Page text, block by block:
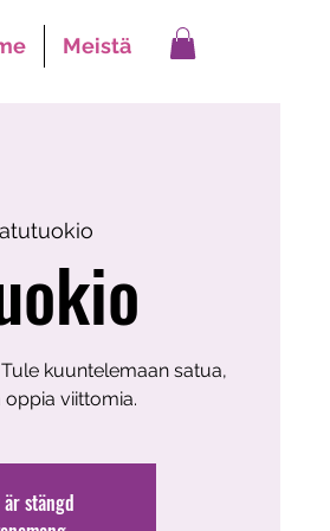
Meistä
kuuntelemaan satua,
viittomia.
stängd